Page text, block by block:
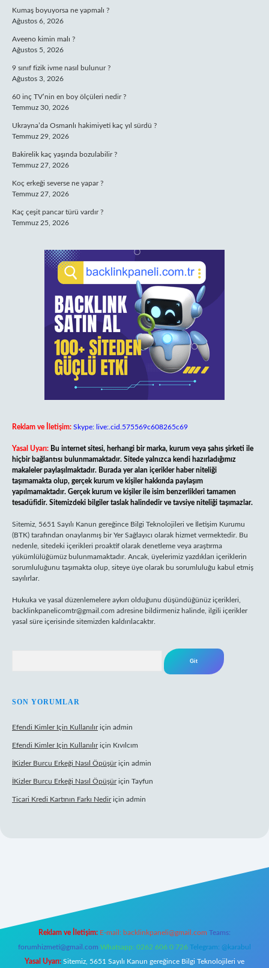
Kumaş boyuyorsa ne yapmalı ?
Ağustos 6, 2026
Aveeno kimin malı ?
Ağustos 5, 2026
9 sınıf fizik ivme nasıl bulunur ?
Ağustos 3, 2026
60 inç TV’nin en boy ölçüleri nedir ?
Temmuz 30, 2026
Ukrayna’da Osmanlı hakimiyeti kaç yıl sürdü ?
Temmuz 29, 2026
Bakirelik kaç yaşında bozulabilir ?
Temmuz 27, 2026
Koç erkeği severse ne yapar ?
Temmuz 27, 2026
Kaç çeşit pancar türü vardır ?
Temmuz 25, 2026
Reklam ve İletişim: Skype: live:.cid.575569c608265c69
Yasal Uyarı: Bu internet sitesi, herhangi bir marka, kurum veya şahıs şirketi ile
hiçbir bağlantısı bulunmamaktadır. Sitede yalnızca kendi hazırladığımız
makaleler paylaşılmaktadır. Burada yer alan içerikler haber niteliği
taşımamakta olup, gerçek kurum ve kişiler hakkında paylaşım
yapılmamaktadır. Gerçek kurum ve kişiler ile isim benzerlikleri tamamen
tesadüfidir. Sitemizdeki bilgiler taslak halindedir ve tavsiye niteliği taşımazlar.
Sitemiz, 5651 Sayılı Kanun gereğince Bilgi Teknolojileri ve İletişim Kurumu
(BTK) tarafından onaylanmış bir Yer Sağlayıcı olarak hizmet vermektedir. Bu
nedenle, sitedeki içerikleri proaktif olarak denetleme veya araştırma
yükümlülüğümüz bulunmamaktadır. Ancak, üyelerimiz yazdıkları içeriklerin
sorumluluğunu taşımakta olup, siteye üye olarak bu sorumluluğu kabul etmiş
sayılırlar.
Hukuka ve yasal düzenlemelere aykırı olduğunu düşündüğünüz içerikleri,
backlinkpanelicomtr@gmail.com adresine bildirmeniz halinde, ilgili içerikler
yasal süre içerisinde sitemizden kaldırılacaktır.
SON YORUMLAR
Efendi Kimler Için Kullanılıriçin admin
Efendi Kimler Için Kullanılıriçin Kıvılcım
İKizler Burcu Erkeği Nasıl Öpüşüriçin admin
İKizler Burcu Erkeği Nasıl Öpüşüriçin Tayfun
Ticari Kredi Kartının Farkı Nediriçin admin
Reklam ve İletişim: E-mail: backlinkpaneli@gmail.com Teams:
forumhizmeti@gmail.com Whatsapp: 0262 606 0 726 Telegram: @karabul
Yasal Uyarı: Sitemiz, 5651 Sayılı Kanun gereğince Bilgi Teknolojileri ve